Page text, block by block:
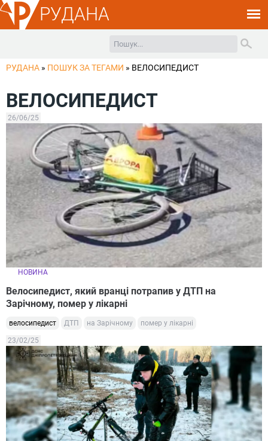
РУДАНА
РУДАНА » ПОШУК ЗА ТЕГАМИ » ВЕЛОСИПЕДИСТ
ВЕЛОСИПЕДИСТ
26/06/25
НОВИНА
Велосипедист, який вранці потрапив у ДТП на
Зарічному, помер у лікарні
велосипедист ДТП на Зарічному помер у лікарні
23/02/25